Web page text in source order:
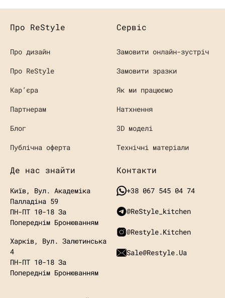
Про ReStyle
Про дизайн
Про ReStyle
Кaр’єра
Партнерам
Блог
Публічна оферта
Сервіс
Замовити онлайн-зустріч
Замовити зразки
Як ми працюємо
Натхнення
3D моделі
Технічні матеріали
Де нас знайти
Київ, Вул. Академіка
Палладіна 59
ПН-ПТ 10-18 За
Попереднім Бронюванням
Харків, Вул. Залютинська
4
ПН-ПТ 10-18 За
Попереднім Бронюванням
Контакти
+38 067 545 04 74
@ReStyle_kitchen
@restyle.kitchen
Sale@restyle.ua